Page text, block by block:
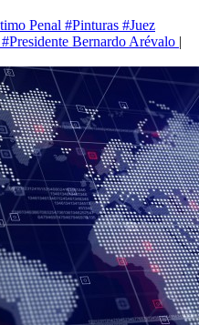
Penal #Pinturas #Juez
#Presidente Bernardo Arévalo |